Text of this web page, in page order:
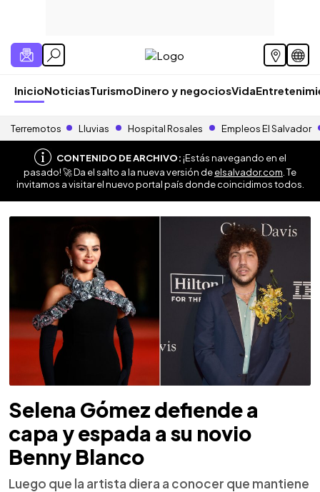
InicioNoticiasTurismoDinero y negociosVida
Terremotos Lluvias Hospital Rosales Empleos El Salvador
CONTENIDO DE ARCHIVO:¡Estás navegando en el
pasado! 🚀 Da el salto a la nueva versión deelsalvador.com . Te
invitamos a visitar el nuevo portal país donde coincidimos todos.
Selena Gómez defiende a
capa y espada a su novio
Benny Blanco
Luego que la artista diera a conocer que mantiene